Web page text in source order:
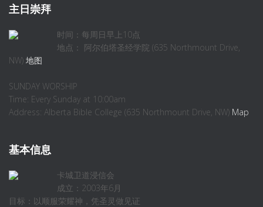
主日崇拜
时间：每周日早上10点
地点： 阿尔伯塔圣经学院 (635 Northmount Drive,
NW) 地图
SUNDAY WORSHIP
Time: Every Sunday at 10:00am
Address: Alberta Bible College (635 Northmount Drive, NW) Map
基本信息
卡城卫道浸信会
成立：2003年6月
目标：以顺服荣耀神，凭圣灵做见证